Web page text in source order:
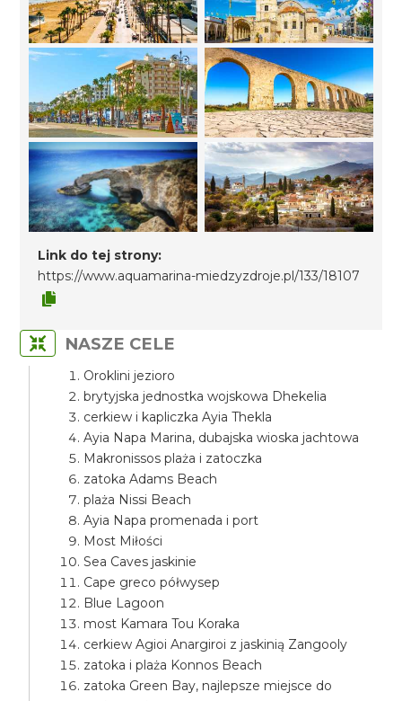
Link do tej strony:
https://www.aquamarina-miedzyzdroje.pl/133/18107
NASZE CELE
Oroklini jezioro
brytyjska jednostka wojskowa Dhekelia
cerkiew i kapliczka Ayia Thekla
Ayia Napa Marina, dubajska wioska jachtowa
Makronissos plaża i zatoczka
zatoka Adams Beach
plaża Nissi Beach
Ayia Napa promenada i port
Most Miłości
Sea Caves jaskinie
Cape greco półwysep
Blue Lagoon
most Kamara Tou Koraka
cerkiew Agioi Anargiroi z jaskinią Zangooly
zatoka i plaża Konnos Beach
zatoka Green Bay, najlepsze miejsce do